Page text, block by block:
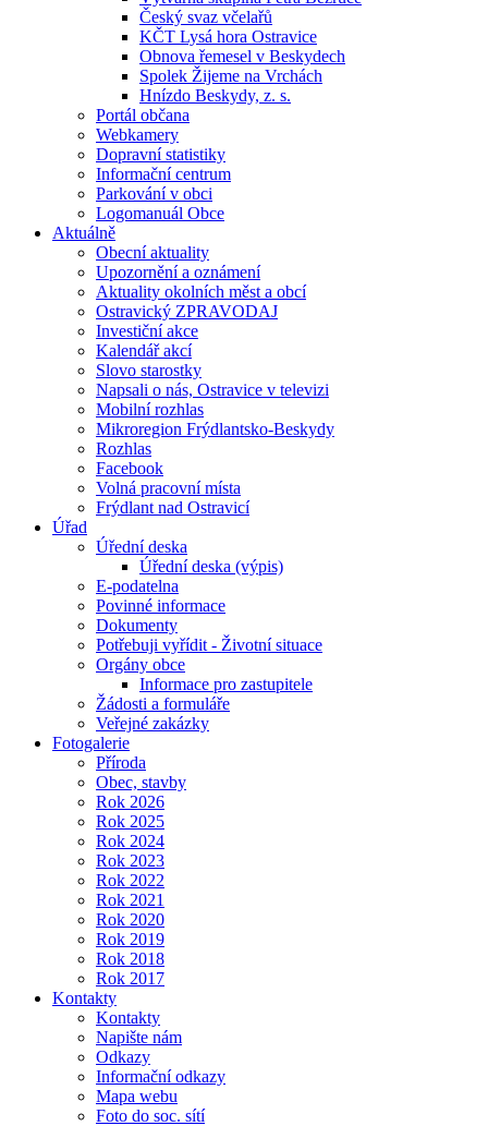
Český svaz včelařů
KČT Lysá hora Ostravice
Obnova řemesel v Beskydech
Spolek Žijeme na Vrchách
Hnízdo Beskydy, z. s.
Portál občana
Webkamery
Dopravní statistiky
Informační centrum
Parkování v obci
Logomanuál Obce
Aktuálně
Obecní aktuality
Upozornění a oznámení
Aktuality okolních měst a obcí
Ostravický ZPRAVODAJ
Investiční akce
Kalendář akcí
Slovo starostky
Napsali o nás, Ostravice v televizi
Mobilní rozhlas
Mikroregion Frýdlantsko-Beskydy
Rozhlas
Facebook
Volná pracovní místa
Frýdlant nad Ostravicí
Úřad
Úřední deska
Úřední deska (výpis)
E-podatelna
Povinné informace
Dokumenty
Potřebuji vyřídit - Životní situace
Orgány obce
Informace pro zastupitele
Žádosti a formuláře
Veřejné zakázky
Fotogalerie
Příroda
Obec, stavby
Rok 2026
Rok 2025
Rok 2024
Rok 2023
Rok 2022
Rok 2021
Rok 2020
Rok 2019
Rok 2018
Rok 2017
Kontakty
Kontakty
Napište nám
Odkazy
Informační odkazy
Mapa webu
Foto do soc. sítí